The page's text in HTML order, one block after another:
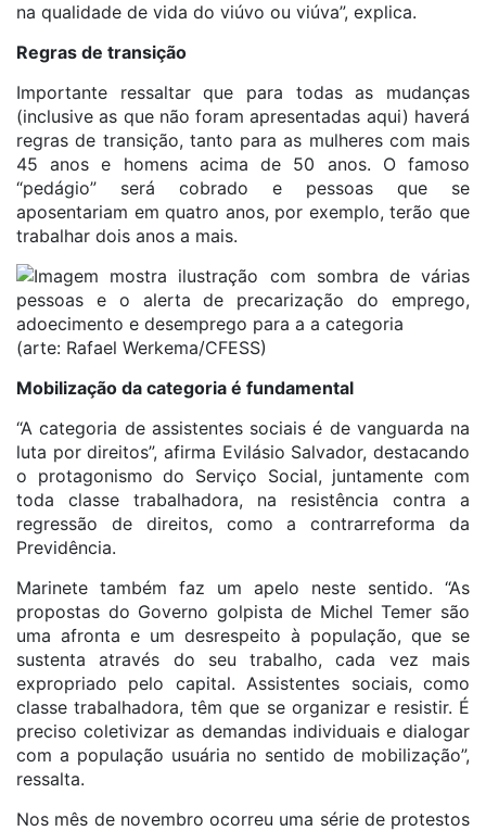
na qualidade de vida do viúvo ou viúva”, explica.
Regras de transição
Importante ressaltar que para todas as mudanças
(inclusive as que não foram apresentadas aqui) haverá
regras de transição, tanto para as mulheres com mais
45 anos e homens acima de 50 anos. O famoso
“pedágio” será cobrado e pessoas que se
aposentariam em quatro anos, por exemplo, terão que
trabalhar dois anos a mais.
(arte: Rafael Werkema/CFESS)
Mobilização da categoria é fundamental
“A categoria de assistentes sociais é de vanguarda na
luta por direitos”, afirma Evilásio Salvador, destacando
o protagonismo do Serviço Social, juntamente com
toda classe trabalhadora, na resistência contra a
regressão de direitos, como a contrarreforma da
Previdência.
Marinete também faz um apelo neste sentido. “As
propostas do Governo golpista de Michel Temer são
uma afronta e um desrespeito à população, que se
sustenta através do seu trabalho, cada vez mais
expropriado pelo capital. Assistentes sociais, como
classe trabalhadora, têm que se organizar e resistir. É
preciso coletivizar as demandas individuais e dialogar
com a população usuária no sentido de mobilização”,
ressalta.
Nos mês de novembro ocorreu uma série de protestos